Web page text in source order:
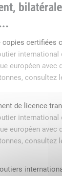
copies certifiées
international
européen avec
consultez
de licence
international
européen avec
consultez